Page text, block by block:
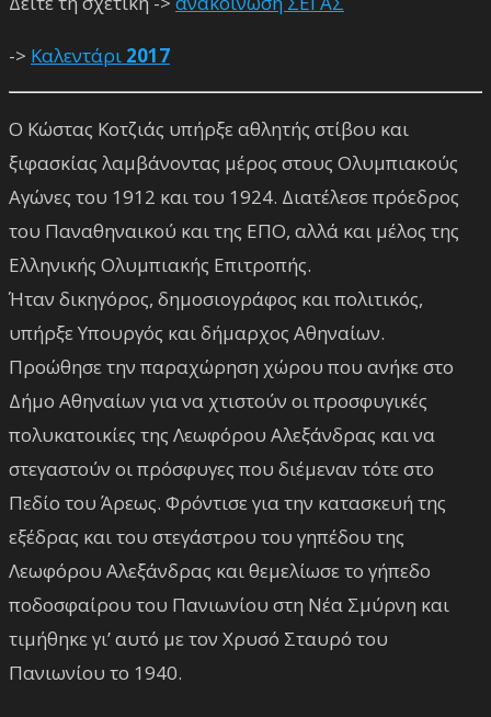
-> Καλεντάρι 2017
Ο Κώστας Κοτζιάς υπήρξε αθλητής στίβου και
ξιφασκίας λαμβάνοντας μέρος στους Ολυμπιακούς
Αγώνες του 1912 και του 1924. Διατέλεσε πρόεδρος
του Παναθηναικού και της ΕΠΟ, αλλά και μέλος της
Ελληνικής Ολυμπιακής Επιτροπής.
Ήταν δικηγόρος, δημοσιογράφος και πολιτικός,
υπήρξε Υπουργός και δήμαρχος Αθηναίων.
Προώθησε την παραχώρηση χώρου που ανήκε στο
Δήμο Αθηναίων για να χτιστούν οι προσφυγικές
πολυκατοικίες της Λεωφόρου Αλεξάνδρας και να
στεγαστούν οι πρόσφυγες που διέμεναν τότε στο
Πεδίο του Άρεως. Φρόντισε για την κατασκευή της
εξέδρας και του στεγάστρου του γηπέδου της
Λεωφόρου Αλεξάνδρας και θεμελίωσε το γήπεδο
ποδοσφαίρου του Πανιωνίου στη Νέα Σμύρνη και
τιμήθηκε γι’ αυτό με τον Χρυσό Σταυρό του
Πανιωνίου το 1940.